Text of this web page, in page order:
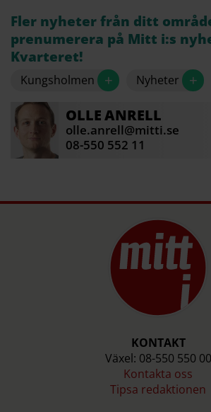
Fler nyheter från ditt
prenumerera på Mitt i:s
Kvarteret!
Kungsholmen + Nyheter +
OLLEANRELL
olle.anrell@mitti.se
08-550 552 11
KONTAKT
Växel: 08-550 550 00
Kontakta oss
Tipsa redaktionen